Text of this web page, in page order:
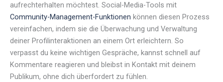
aufrechterhalten möchtest. Social-Media-Tools mit
Community-Management-Funktionen können diesen Prozess
vereinfachen, indem sie die Überwachung und Verwaltung
deiner Profilinteraktionen an einem Ort erleichtern. So
verpasst du keine wichtigen Gespräche, kannst schnell auf
Kommentare reagieren und bleibst in Kontakt mit deinem
Publikum, ohne dich überfordert zu fühlen.